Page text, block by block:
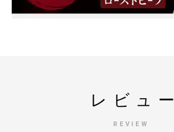
レビュー
REVIEW